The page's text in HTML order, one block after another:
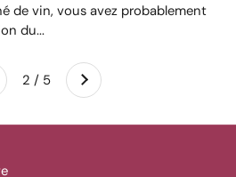
de vin, vous avez probablement
du...
2 / 5 Suivant